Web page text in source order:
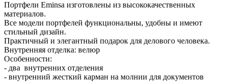
Портфели Eminsa изготовлены из высококачественных
материалов.
Все модели портфелей функциональны, удобны и имеют
стильный дизайн.
Практичный и элегантный подарок для делового человека.
Внутренняя отделка: велюр
Особенности:
- два внутренних отделения
- внутренний жесткий карман на молнии для документов